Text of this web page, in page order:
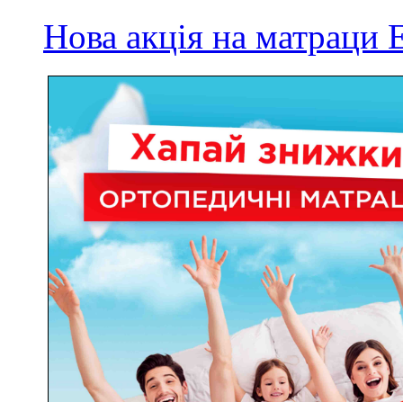
Нова акція на